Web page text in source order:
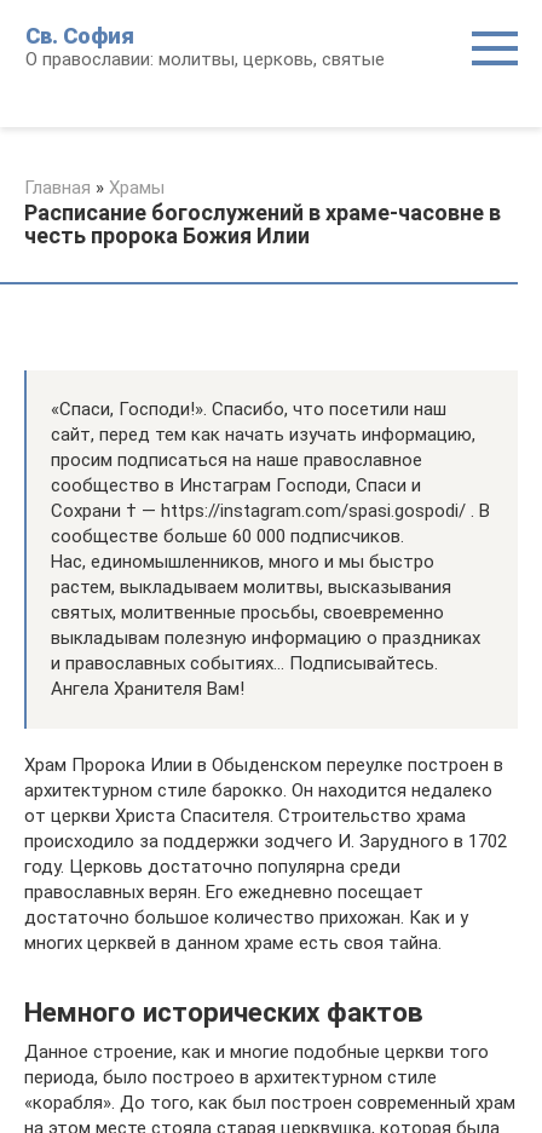
контенту
Св. София
О православии: молитвы, церковь, святые
Главная » Храмы
Расписание богослужений в храме-часовне в
честь пророка Божия Илии
«Спаси, Господи!». Спасибо, что посетили наш
сайт, перед тем как начать изучать информацию,
просим подписаться на наше православное
сообщество в Инстаграм Господи, Спаси и
Сохрани † — https://instagram.com/spasi.gospodi/ . В
сообществе больше 60 000 подписчиков.
Нас, единомышленников, много и мы быстро
растем, выкладываем молитвы, высказывания
святых, молитвенные просьбы, своевременно
выкладывам полезную информацию о праздниках
и православных событиях… Подписывайтесь.
Ангела Хранителя Вам!
Храм Пророка Илии в Обыденском переулке построен в
архитектурном стиле барокко. Он находится недалеко
от церкви Христа Спасителя. Строительство храма
происходило за поддержки зодчего И. Зарудного в 1702
году. Церковь достаточно популярна среди
православных верян. Его ежедневно посещает
достаточно большое количество прихожан. Как и у
многих церквей в данном храме есть своя тайна.
Немного исторических фактов
Данное строение, как и многие подобные церкви того
периода, было построео в архитектурном стиле
«корабля». До того, как был построен современный храм
на этом месте стояла старая церквушка, которая была